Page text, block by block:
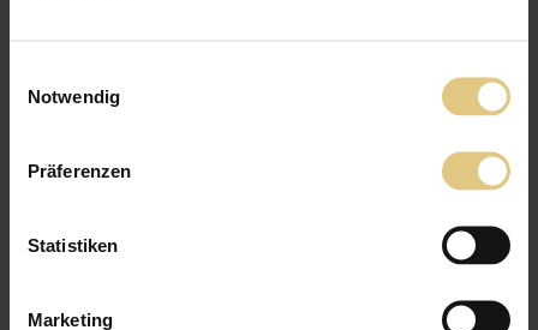
Notwendig
Präferenzen
Statistiken
Marketing